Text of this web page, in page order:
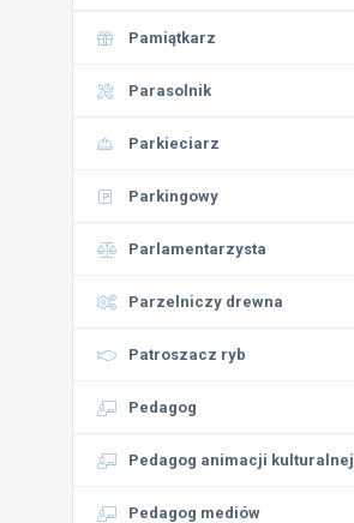
Pamiątkarz
Parasolnik
Parkieciarz
Parkingowy
Parlamentarzysta
Parzelniczy drewna
Patroszacz ryb
Pedagog
Pedagog animacji kulturalnej
Pedagog mediów